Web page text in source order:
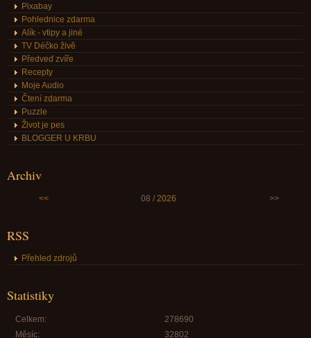
Pixabay
Pohlednice zdarma
Alík - vtipy a jiné
TV Déčko živě
Předveď zvíře
Recepty
Moje Audio
Čtení zdarma
Puzzle
Život je pes
BLOGGER U KRBU
Archiv
<< 08 / 2026 >>
RSS
Přehled zdrojů
Statistiky
Celkem:
278690
Měsíc:
32802